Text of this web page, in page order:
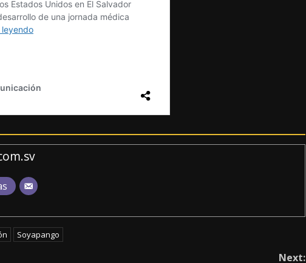
Soyapango
Next: